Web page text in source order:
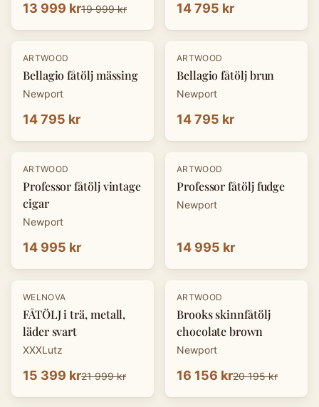
13 999 kr19 999 kr 14 795 kr
ARTWOOD
Bellagio fåtölj mässing
Newport
14 795 kr
ARTWOOD
Bellagio fåtölj brun
Newport
14 795 kr
ARTWOOD
Professor fåtölj vintage
cigar
Newport
14 995 kr
ARTWOOD
Professor fåtölj fudge
Newport
14 995 kr
-30 %
WELNOVA
FÅTÖLJ i trä, metall,
läder svart
XXXLutz
15 399 kr21 999 kr
-20%
ARTWOOD
Brooks skinnfåtölj
chocolate brown
Newport
16 156 kr20 195 kr